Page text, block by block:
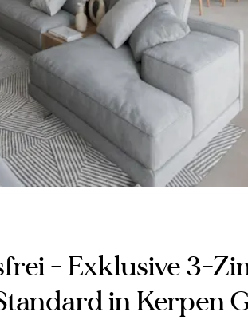
- Exklusive 3-
in Kerpen